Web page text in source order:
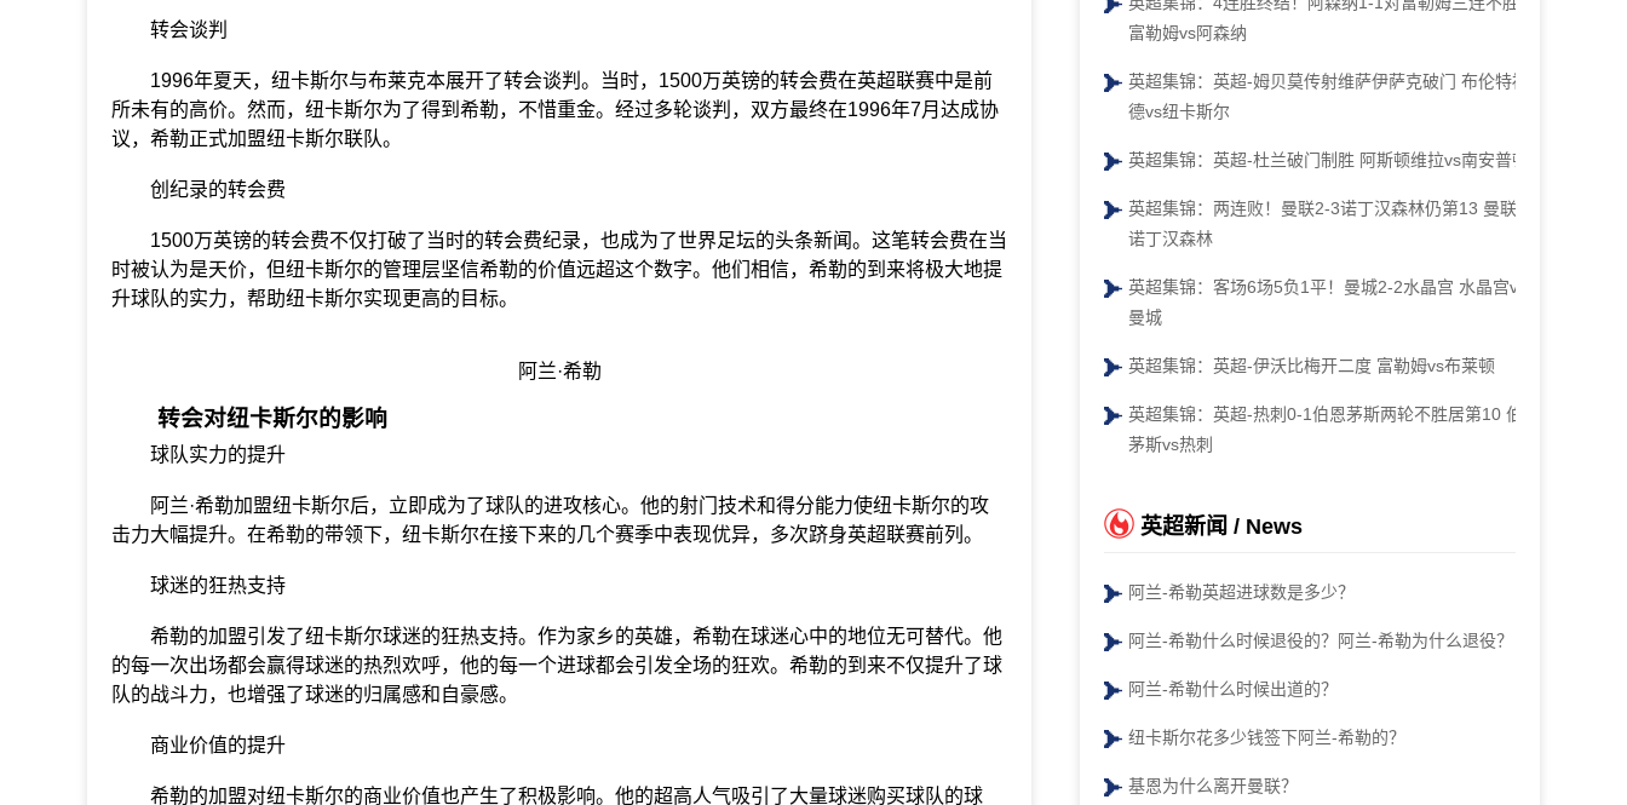
转会谈判
1996年夏天，纽卡斯尔与布莱克本展开了转会谈判。当时，1500万英镑的转会费在英超联赛中是前
所未有的高价。然而，纽卡斯尔为了得到希勒，不惜重金。经过多轮谈判，双方最终在1996年7月达成协
议，希勒正式加盟纽卡斯尔联队。
创纪录的转会费
1500万英镑的转会费不仅打破了当时的转会费纪录，也成为了世界足坛的头条新闻。这笔转会费在当
时被认为是天价，但纽卡斯尔的管理层坚信希勒的价值远超这个数字。他们相信，希勒的到来将极大地提
升球队的实力，帮助纽卡斯尔实现更高的目标。
阿兰·希勒
转会对纽卡斯尔的影响
球队实力的提升
阿兰·希勒加盟纽卡斯尔后，立即成为了球队的进攻核心。他的射门技术和得分能力使纽卡斯尔的攻
击力大幅提升。在希勒的带领下，纽卡斯尔在接下来的几个赛季中表现优异，多次跻身英超联赛前列。
球迷的狂热支持
希勒的加盟引发了纽卡斯尔球迷的狂热支持。作为家乡的英雄，希勒在球迷心中的地位无可替代。他
的每一次出场都会赢得球迷的热烈欢呼，他的每一个进球都会引发全场的狂欢。希勒的到来不仅提升了球
队的战斗力，也增强了球迷的归属感和自豪感。
商业价值的提升
希勒的加盟对纽卡斯尔的商业价值也产生了积极影响。他的超高人气吸引了大量球迷购买球队的球
富勒姆vs阿森纳
英超集锦：英超-姆贝莫传射维萨伊萨克破门 布伦特福
德vs纽卡斯尔
英超集锦：英超-杜兰破门制胜 阿斯顿维拉vs南安普顿
英超集锦：两连败！曼联2-3诺丁汉森林仍第13 曼联vs
诺丁汉森林
英超集锦：客场6场5负1平！曼城2-2水晶宫 水晶宫vs
曼城
英超集锦：英超-伊沃比梅开二度 富勒姆vs布莱顿
英超集锦：英超-热刺0-1伯恩茅斯两轮不胜居第10 伯恩
茅斯vs热刺
英超新闻 / News
阿兰-希勒英超进球数是多少？
阿兰-希勒什么时候退役的？阿兰-希勒为什么退役？
阿兰-希勒什么时候出道的？
纽卡斯尔花多少钱签下阿兰-希勒的？
基恩为什么离开曼联？